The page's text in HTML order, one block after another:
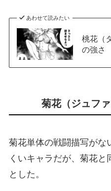
あわせて読みたい
桃花（
の強さ
菊花（ジュフ
菊花単体の戦闘描写がな
くいキャラだが、菊花
とした。